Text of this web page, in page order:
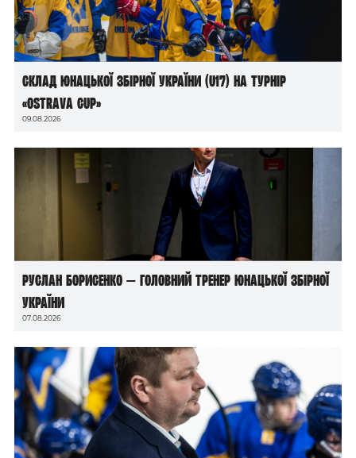
Склад юнацької збірної України (U17) на турнір
«Ostrava Cup»
09.08.2026
Руслан Борисенко — головний тренер юнацької збірної
України
07.08.2026